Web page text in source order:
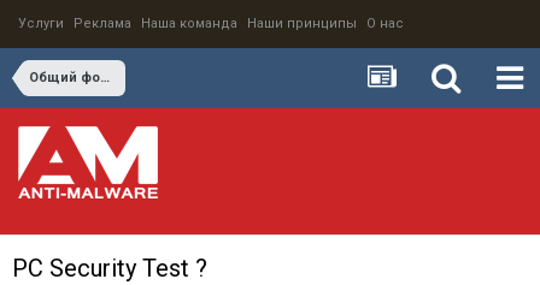
Услуги Реклама Наша команда Наши принципы О нас
Общий форум по информационной безопасности
PC Security Test ?